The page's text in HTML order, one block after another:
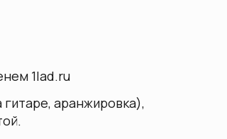
1lad.ru
гитаре, аранжировка),